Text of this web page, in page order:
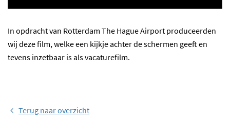
In opdracht van Rotterdam The Hague Airport produceerden
wij deze film, welke een kijkje achter de schermen geeft en
tevens inzetbaar is als vacaturefilm.
Terug naar overzicht